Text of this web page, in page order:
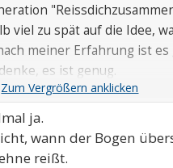
viel zu spät auf die Idee,
meiner Erfahrung ist es
es ist genug.
Zeit für Pausen, Zeit
es gut sein zu lassen
ja.
wann der Bogen
reißt.